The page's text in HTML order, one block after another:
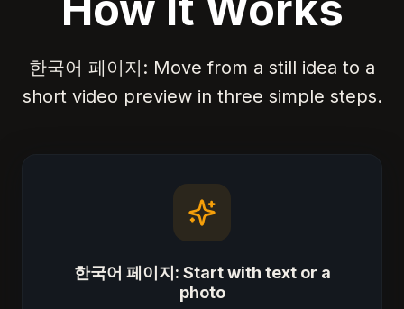
한국어 페이지: Move from a still idea to a
short video preview in three simple steps.
한국어 페이지: Start with text or a
photo